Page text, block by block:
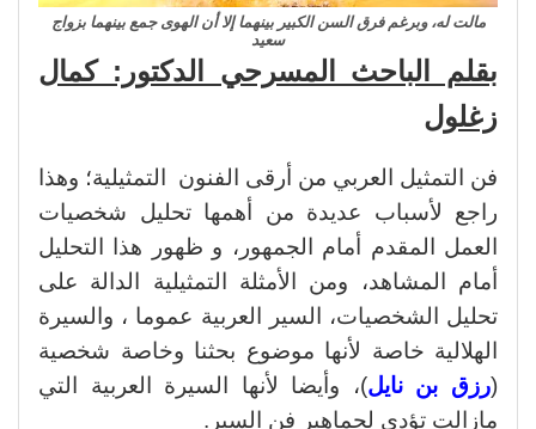
مالت له، وبرغم فرق السن الكبير بينهما إلا أن الهوى جمع بينهما بزواج
سعيد
بقلم الباحث المسرحي الدكتور: كمال
زغلول
فن التمثيل العربي من أرقى الفنون التمثيلية؛ وهذا
راجع لأسباب عديدة من أهمها تحليل شخصيات
العمل المقدم أمام الجمهور، و ظهور هذا التحليل
أمام المشاهد، ومن الأمثلة التمثيلية الدالة على
تحليل الشخصيات، السير العربية عموما ، والسيرة
الهلالية خاصة لأنها موضوع بحثنا وخاصة شخصية
(رزق بن نايل)، وأيضا لأنها السيرة العربية التي
مازالت تؤدى لجماهير فن السير.